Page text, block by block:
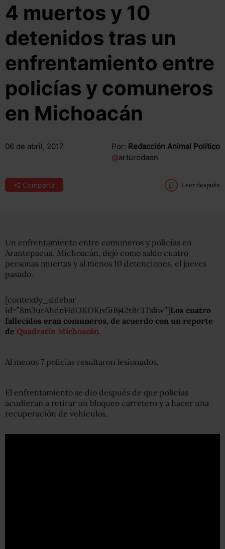
4 muertos y 10
detenidos tras un
enfrentamiento entre
policías y comuneros
en Michoacán
06 de abril, 2017 Por: Redacción Animal Político
@arturodaen
Compartir Leer después
Un enfrentamiento entre comuneros y policías en
Arantepacua, Michoacán, dejó como saldo cuatro
personas muertas y al menos 10 detenciones, el jueves
pasado.
[contextly_sidebar
id=”8m3urAhdnHdOKOKiv5iBj42tBr3Tsliw”]Los cuatro
fallecidos eran comuneros, de acuerdo con un reporte
de Quadratín Michoacán.
Al menos 7 policías resultaron lesionados.
El enfrentamiento se dio después de que policías
acudieran a retirar un bloqueo carretero y a hacer una
recuperación de vehículos.